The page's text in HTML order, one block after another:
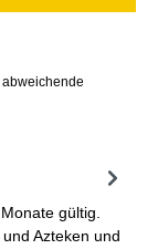
gültig.
Azteken und